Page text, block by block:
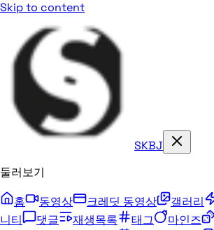
Skip to content
SKBJ
둘러보기
홈
동영상 크레딧 동영상 갤러리
니티
댓글 재생목록 태그 마인즈